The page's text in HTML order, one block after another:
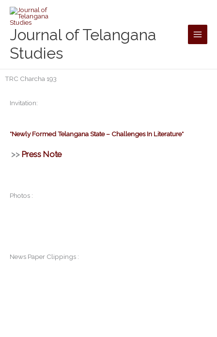
contentJournal of Telangana
Studies
TRC Charcha 193
Invitation:
*Newly Formed Telangana State – Challenges In Literature*
>> Press Note
Photos :
News Paper Clippings :